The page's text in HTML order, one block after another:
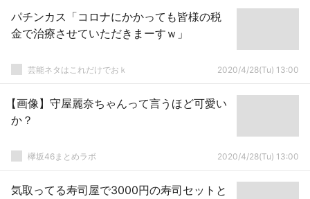
パチンカス「コロナにかかっても皆様の税
金で治療させていただきまーすｗ」
芸能ネタはこれだけでおｋ 2020/4/28(Tu) 13:00
【画像】守屋麗奈ちゃんって言うほど可愛い
か？
欅坂46まとめラボ 2020/4/28(Tu) 13:00
気取ってる寿司屋で3000円の寿司セットと